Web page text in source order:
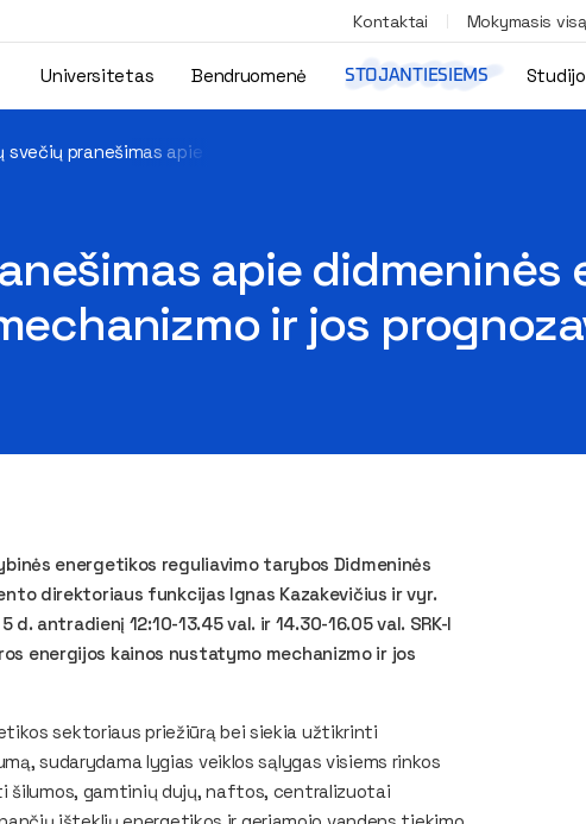
Kontaktai Mokymasis
Universitetas Bendruomenė STOJANTIESIEMS
svečių pranešimas apie didmeninės elektros energijos kainos
apie didmeninės
ir jos
energetikos reguliavimo tarybos Didmeninės
direktoriaus funkcijas​ Ignas Kazakevičius ir vyr.
antradienį 12:10-13.45 val. ir 14.30-16.05 val. SRK-I
energijos kainos nustatymo mechanizmo ir jos
sektoriaus priežiūrą bei siekia užtikrinti
sudarydama lygias veiklos sąlygas visiems rinkos
šilumos, gamtinių dujų, naftos, centralizuotai